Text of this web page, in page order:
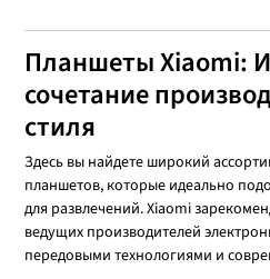
Планшеты Xiaomi:
сочетание
стиля
Здесь вы найдете широкий
планшетов, которые идеально
для развлечений. Xiaomi
ведущих производителей
передовыми технологиями и